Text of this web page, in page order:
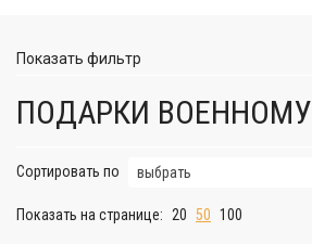
Показать фильтр
ПОДАРКИ ВОЕННОМУ
Сортировать по выбрать
Показать на странице: 20 50 100